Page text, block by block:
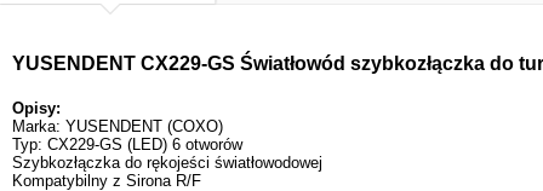
YUSENDENT CX229-GS Światłowód szybkozłączka do
Opisy:
Marka: YUSENDENT (COXO)
Typ: CX229-GS (LED) 6 otworów
Szybkozłączka do rękojeści światłowodowej
Kompatybilny z Sirona R/F